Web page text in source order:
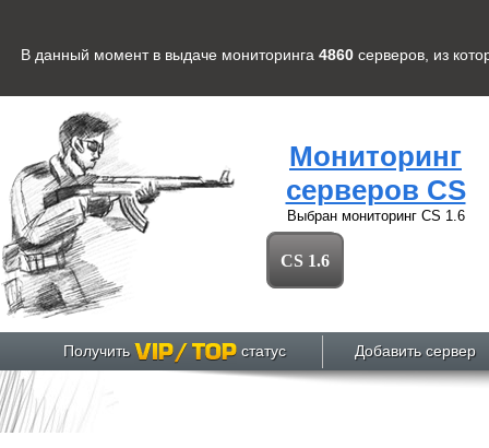
В данный момент в выдаче мониторинга 4860 серверов , из
Мониторинг
серверов CS
Выбран мониторинг CS 1.6
CS 1.6
Получить статус Добавить сервер